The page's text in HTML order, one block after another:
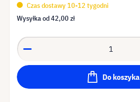
Czas dostawy 10-12 tygodni
Wysyłka od42,00 zł
Do koszyka